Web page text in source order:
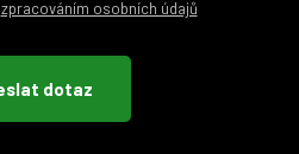
zpracováním osobních údajů